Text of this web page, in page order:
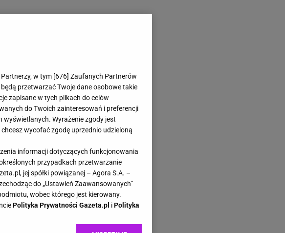
w tym [676] Zaufanych Partnerów
przetwarzać Twoje dane osobowe takie
zapisane w tych plikach do celów
do Twoich zainteresowań i preferencji
wyświetlanych. Wyrażenie zgody jest
wycofać zgodę uprzednio udzieloną
informacji dotyczących funkcjonowania
przypadkach przetwarzanie
jej spółki powiązanej – Agora S.A. –
do „Ustawień Zaawansowanych”
wobec którego jest kierowany.
Polityka Prywatności Gazeta.pl iPolityka